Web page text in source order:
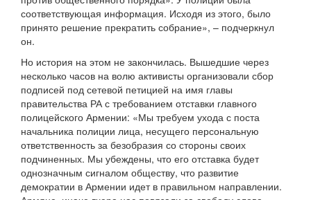
соответствующая информация. Исходя из этого, было
принято решение прекратить собрание», – подчеркнул
он.
Но история на этом не закончилась. Вышедшие через
несколько часов на волю активисты организовали сбор
подписей под сетевой петицией на имя главы
правительства РА с требованием отставки главного
полицейского Армении: «Мы требуем ухода с поста
начальника полиции лица, несущего персональную
ответственность за безобразия со стороны своих
подчиненных. Мы убеждены, что его отставка будет
однозначным сигналом обществу, что развитие
демократии в Армении идет в правильном направлении.